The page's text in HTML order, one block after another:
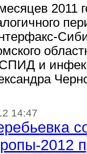
2011
и
14:47
2012